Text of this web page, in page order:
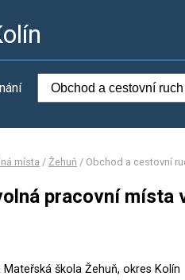
místa / Žehuň / Obchod a cestovní
pracovní místa
Mateřská škola Žehuň, okres Kolín